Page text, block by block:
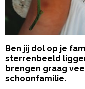
Ben jij dol op je
sterrenbeeld
brengen graag
schoonfamilie.